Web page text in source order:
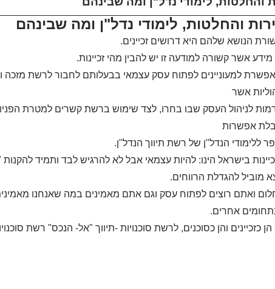
והחלטות, לימודי נדל"ן ומה שבינהם
הנושא שלהם היא דרושים זכיינים.
אשר קשורה למודעה זו יש להבין מהי זכיינות.
למעוניינים לפתוח עסק עצמאי בבעלותם לחבור לרשת מזכה
אשר
לניהול העסק שבו בחרו, לצד שימוש ברשת קשרים למטרת
אפשרות
ללימודי הנדל"ן של רשת תיווך הנדל"ן.
בישראל הינו: להיות עצמאי אבל לא להרגיש לבד ותמיד להקנות
מוביל להגדלת הרווחים.
ואתם רוצים לפתוח עסק וגם אתם מאמינים במה שאנחנו
אחרים.
כזכיינים והן כסוכנים, לרשת סוכנויות -תיווך "אל- הנכס" רשת